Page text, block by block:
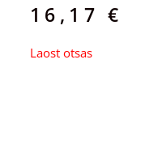
16,17€
Laost otsas